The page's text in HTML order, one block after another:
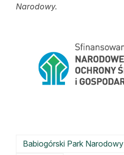
Narodowy.
Babiogórski Park Narodowy